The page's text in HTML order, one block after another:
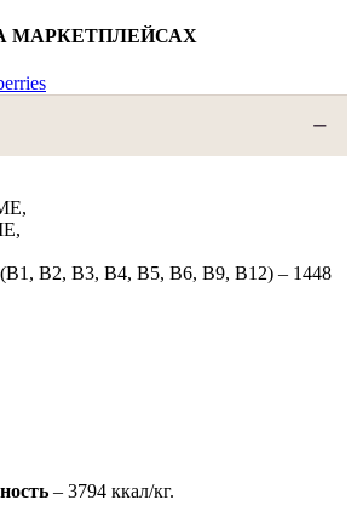
МАРКЕТПЛЕЙСАХ
В2, В3, В4, В5, В6, В9, В12) – 1448
– 3794 ккал/кг.